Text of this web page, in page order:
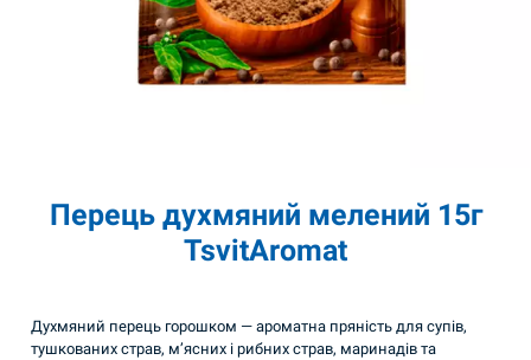
Перець духмяний мелений 15г
TsvitAromat
Духмяний перець горошком — ароматна пряність для супів,
тушкованих страв, м’ясних і рибних страв, маринадів та